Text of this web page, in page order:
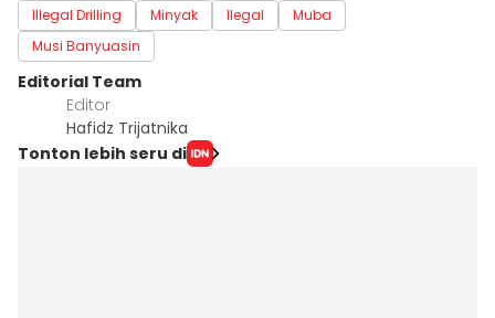
Illegal Drilling Minyak Ilegal
Muba
Musi Banyuasin
Editorial Team
Editor
Hafidz Trijatnika
Tonton lebih seru di